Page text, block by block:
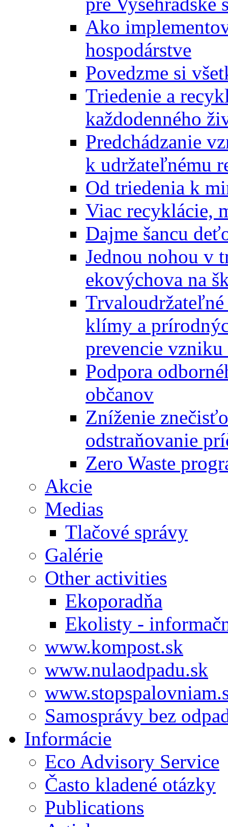
Ako
hospodárstve
Povedzme si
Triedenie a
každodenného
Predchádzanie
k udržateľnému
Od triedenia k
Viac recyklácie,
Dajme šancu
Jednou nohou v
ekovýchova na
klímy a
prevencie vzniku
Podpora
občanov
Zníženie
odstraňovanie
Zero Waste
Akcie
Medias
Tlačové správy
Galérie
Other activities
Ekoporadňa
Ekolisty -
www.kompost.sk
www.nulaodpadu.sk
Samosprávy bez
Informácie
Eco Advisory Service
Často kladené otázky
Publications